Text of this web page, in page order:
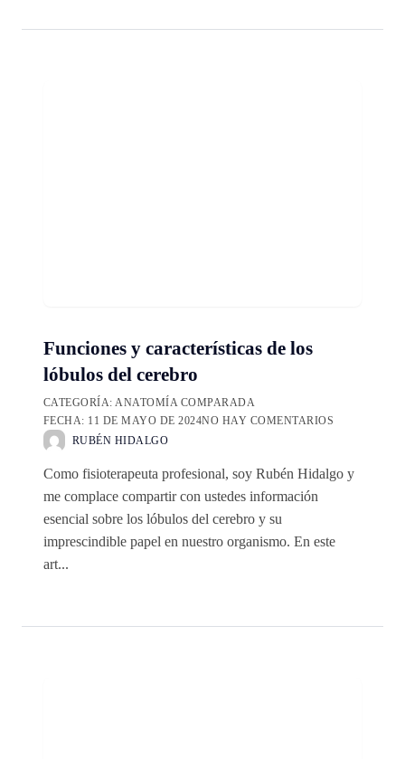
Funciones y características de los
lóbulos del cerebro
CATEGORÍA:ANATOMÍA COMPARADA
FECHA: 11 DE MAYO DE 2024NO HAY COMENTARIOS
RUBÉN HIDALGO
Como fisioterapeuta profesional, soy Rubén Hidalgo y
me complace compartir con ustedes información
esencial sobre los lóbulos del cerebro y su
imprescindible papel en nuestro organismo. En este
art...